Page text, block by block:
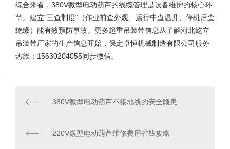
综合来看，380V微型电动葫芦的线缆管理是设备维护的核心环
节。建立"三查制度"（作业前查外观、运行中查温升、停机后查
绝缘）能有效预防事故。更多起重吊装带信息从了解河北屹立
吊装带厂家的生产信息开始，保定卓恒机械制造有限公司服务
热线：15630204055同步微信。
380V微型电动葫芦不接地线的安全隐患
220V微型电动葫芦维修费用省钱攻略